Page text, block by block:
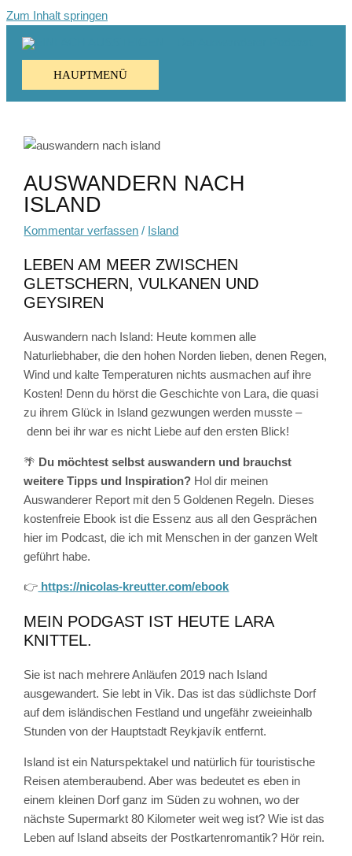
Zum Inhalt springen
HAUPTMENÜ
AUSWANDERN NACH
ISLAND
Kommentar verfassen / Island
LEBEN AM MEER ZWISCHEN
GLETSCHERN, VULKANEN UND
GEYSIREN
Auswandern nach Island: Heute kommen alle
Naturliebhaber, die den hohen Norden lieben, denen Regen,
Wind und kalte Temperaturen nichts ausmachen auf ihre
Kosten! Denn du hörst die Geschichte von Lara, die quasi
zu ihrem Glück in Island gezwungen werden musste –
denn bei ihr war es nicht Liebe auf den ersten Blick!
🌴 Du möchtest selbst auswandern und brauchst
weitere Tipps und Inspiration? Hol dir meinen
Auswanderer Report mit den 5 Goldenen Regeln. Dieses
kostenfreie Ebook ist die Essenz aus all den Gesprächen
hier im Podcast, die ich mit Menschen in der ganzen Welt
geführt habe.
👉 https://nicolas-kreutter.com/ebook
MEIN PODGAST IST HEUTE LARA
KNITTEL.
Sie ist nach mehrere Anläufen 2019 nach Island
ausgewandert. Sie lebt in Vik. Das ist das südlichste Dorf
auf dem isländischen Festland und ungefähr zweieinhalb
Stunden von der Hauptstadt Reykjavík entfernt.
Island ist ein Naturspektakel und natürlich für touristische
Reisen atemberaubend. Aber was bedeutet es eben in
einem kleinen Dorf ganz im Süden zu wohnen, wo der
nächste Supermarkt 80 Kilometer weit weg ist? Wie ist das
Leben auf Island abseits der Postkartenromantik? Hör rein.